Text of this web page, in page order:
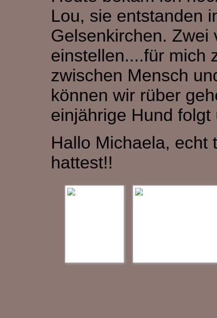
Lou, sie entstanden
Gelsenkirchen. Zwei
einstellen....für mich
zwischen Mensch
können wir rüber
einjährige Hund
Hallo Michaela, echt
hattest!!